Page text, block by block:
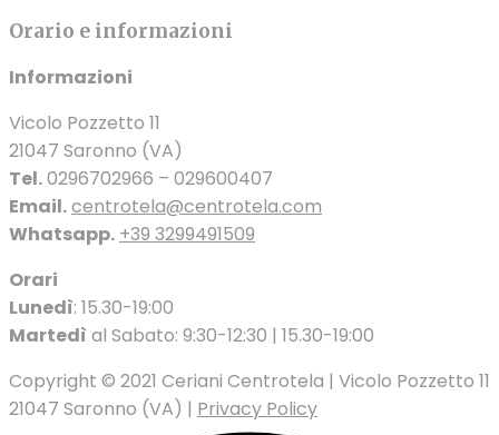
Orario e informazioni
Informazioni
Vicolo Pozzetto 11
21047 Saronno (VA)
Tel.0296702966 – 029600407
Email.centrotela@centrotela.com
Whatsapp. +39 3299491509
Orari
Lunedì: 15.30-19:00
Martedì al Sabato: 9:30-12:30 | 15.30-19:00
Copyright © 2021 Ceriani Centrotela | Vicolo Pozzetto 11
21047 Saronno (VA) | Privacy Policy